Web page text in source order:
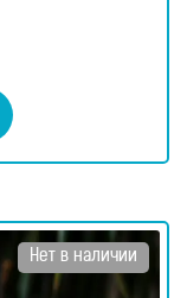
Нет в наличии